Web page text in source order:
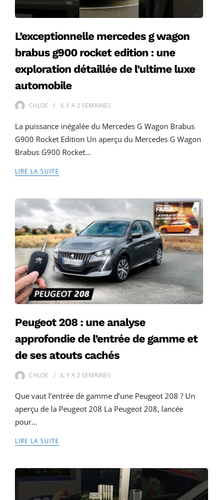
L’exceptionnelle mercedes g wagon
brabus g900 rocket edition : une
exploration détaillée de l’ultime luxe
automobile
CHLOE IL Y A2 SEMAINES
La puissance inégalée du Mercedes G Wagon Brabus
G900 Rocket Edition Un aperçu du Mercedes G Wagon
Brabus G900 Rocket…
LIRE LA SUITE
Peugeot 208 : une analyse
approfondie de l’entrée de gamme et
de ses atouts cachés
CHLOE IL Y A2 SEMAINES
Que vaut l’entrée de gamme d’une Peugeot 208 ? Un
aperçu de la Peugeot 208 La Peugeot 208, lancée
pour…
LIRE LA SUITE